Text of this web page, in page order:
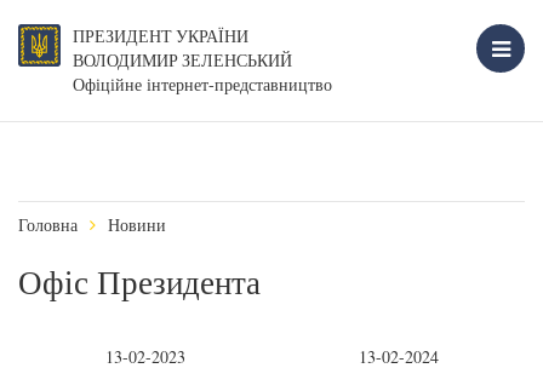
ПРЕЗИДЕНТ УКРАЇНИ
ВОЛОДИМИР ЗЕЛЕНСЬКИЙ
Офіційне інтернет-представництво
Головна Новини
Офіс Президента